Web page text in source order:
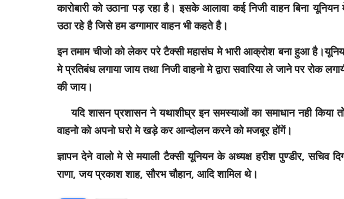
कारोबारी को उठाना पड़ रहा है। इसके आलावा कई निजी वाहन बिना
उठा रहे है जिसे हम डग्गामार वाहन भी कहते है।
इन तमाम चीजो को लेकर परे टैक्सी महासंघ मे भारी आक्रोश बना हुआ
मे प्रतिबंध लगाया जाय तथा निजी वाहनो मे द्वारा सवारिया ले जाने पर रोक
की जाय।
यदि शासन प्रशासन ने यथाशीघ्र इन समस्याओं का समाधान नही किया
वाहनो को अपनो घरो मे खड़े कर आन्दोलन करने को मजबूर होंगें।
ज्ञापन देने वालो मे से मयाली टैक्सी यूनियन के अध्यक्ष हरीश पुण्डीर, सचिव
राणा, जय प्रकाश शाह, सौरभ चौहान, आदि शामिल थे।